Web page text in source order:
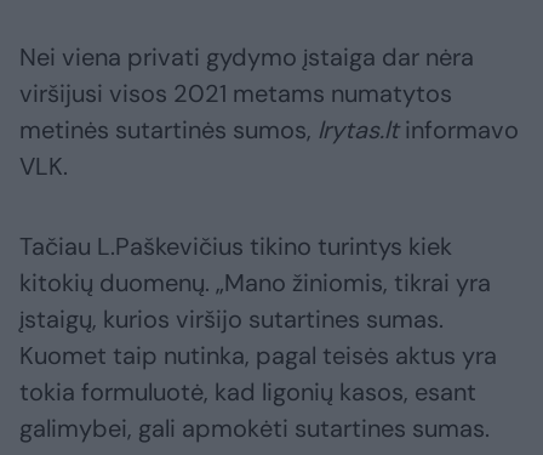
Nei viena privati gydymo įstaiga dar nėra
viršijusi visos 2021 metams numatytos
metinės sutartinės sumos, lrytas.ltinformavo
VLK.
Tačiau L.Paškevičius tikino turintys kiek
kitokių duomenų. „Mano žiniomis, tikrai yra
įstaigų, kurios viršijo sutartines sumas.
Kuomet taip nutinka, pagal teisės aktus yra
tokia formuluotė, kad ligonių kasos, esant
galimybei, gali apmokėti sutartines sumas.